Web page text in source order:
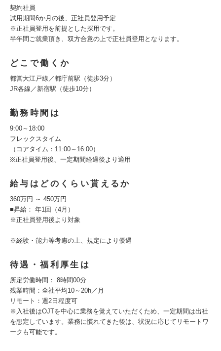
契約社員
試用期間6か月の後、正社員登用予定
※正社員登用を前提とした採用です。
半年間ご就業頂き、双方合意の上で正社員登用となります。
どこで働くか
都営大江戸線／都庁前駅（徒歩3分）
JR各線／新宿駅（徒歩10分）
勤務時間は
9:00～18:00
フレックスタイム
（コアタイム：11:00～16:00）
※正社員登用後、一定期間経過後より適用
給与はどのくらい貰えるか
360万円 ～ 450万円
■昇給： 年1回（4月）
※正社員登用後より対象
※経験・能力等考慮の上、規定により優遇
待遇・福利厚生は
所定労働時間： 8時間00分
残業時間：全社平均10～20h／月
リモート：週2日程度可
※入社後はOJTを中心に業務を覚えていただくため、一定期間は出社
を想定しています。業務に慣れてきた後は、状況に応じてリモートワ
ークも可能です。